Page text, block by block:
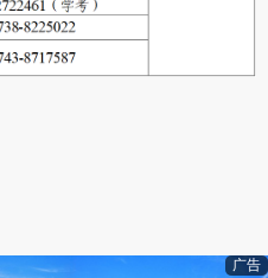
广告